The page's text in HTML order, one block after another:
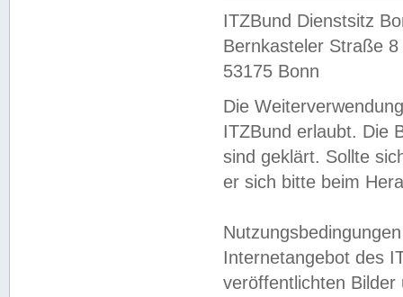
ITZBund Dienstsitz
Bernkasteler Straße 8
53175 Bonn
Die
ITZBund erlaubt. Die
sind geklärt. Sollte
er sich bitte beim
Internetangebot des
veröffentlichten